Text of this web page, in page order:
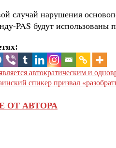
случай нарушения
PAS будут использованы
автократическим и
спикер призвал
ОТ АВТОРА